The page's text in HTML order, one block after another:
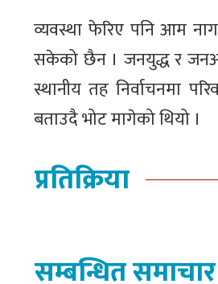
व्यवस्था फेरिए पनि आम
सकेको छैन । जनयुद्ध र
स्थानीय तह निर्वाचनमा
बताउदै भोट मागेको थियो ।
प्रतिक्रिया
सम्बन्धित समाचार